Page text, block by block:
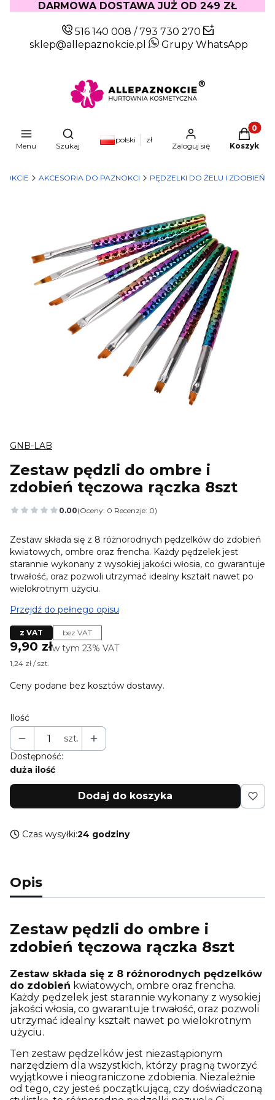
DARMOWA DOSTAWA JUŻ OD 249 ZŁ
516 140 008 /793 730 270
sklep@allepaznokcie.pl
Grupy WhatsApp
Menu
Otwórz wyszukiwarkę
Szukaj
polski zł
Zaloguj się Koszyk
AKCESORIA DO PAZNOKCI PĘDZELKI DO ŻELU I ZDOBIEŃ
GNB-LAB
Zestaw pędzli do ombre i
zdobień tęczowa rączka 8szt
0.00(Oceny: 0 Recenzje: 0)
Przejdź do sekcji Opinie
Zestaw składa się z 8 różnorodnych pędzelków do zdobień
kwiatowych, ombre oraz frencha. Każdy pędzelek jest
starannie wykonany z wysokiej jakości włosia, co gwarantuje
trwałość, oraz pozwoli utrzymać idealny kształt nawet po
wielokrotnym użyciu.
Przejdź do pełnego opisu
z VAT bez VAT
Cena
9,90 złw tym 23% VAT
w tym 23% VAT
1,24 zł / szt.
Ceny podane bez kosztów dostawy.
Ilość
szt.
Dostępność:
duża ilość
Dodaj do koszyka
Czas wysyłki:24 godziny
Opis
Zestaw pędzli do ombre i
zdobień tęczowa rączka 8szt
Zestaw składa się z 8 różnorodnych pędzelków
do zdobień kwiatowych, ombre oraz frencha.
Każdy pędzelek jest starannie wykonany z wysokiej
jakości włosia, co gwarantuje trwałość, oraz pozwoli
utrzymać idealny kształt nawet po wielokrotnym
użyciu.
Ten zestaw pędzelków jest niezastąpionym
narzędziem dla wszystkich, którzy pragną tworzyć
wyjątkowe i nieograniczone zdobienia. Niezależnie
od tego, czy jesteś początkującą, czy doświadczoną